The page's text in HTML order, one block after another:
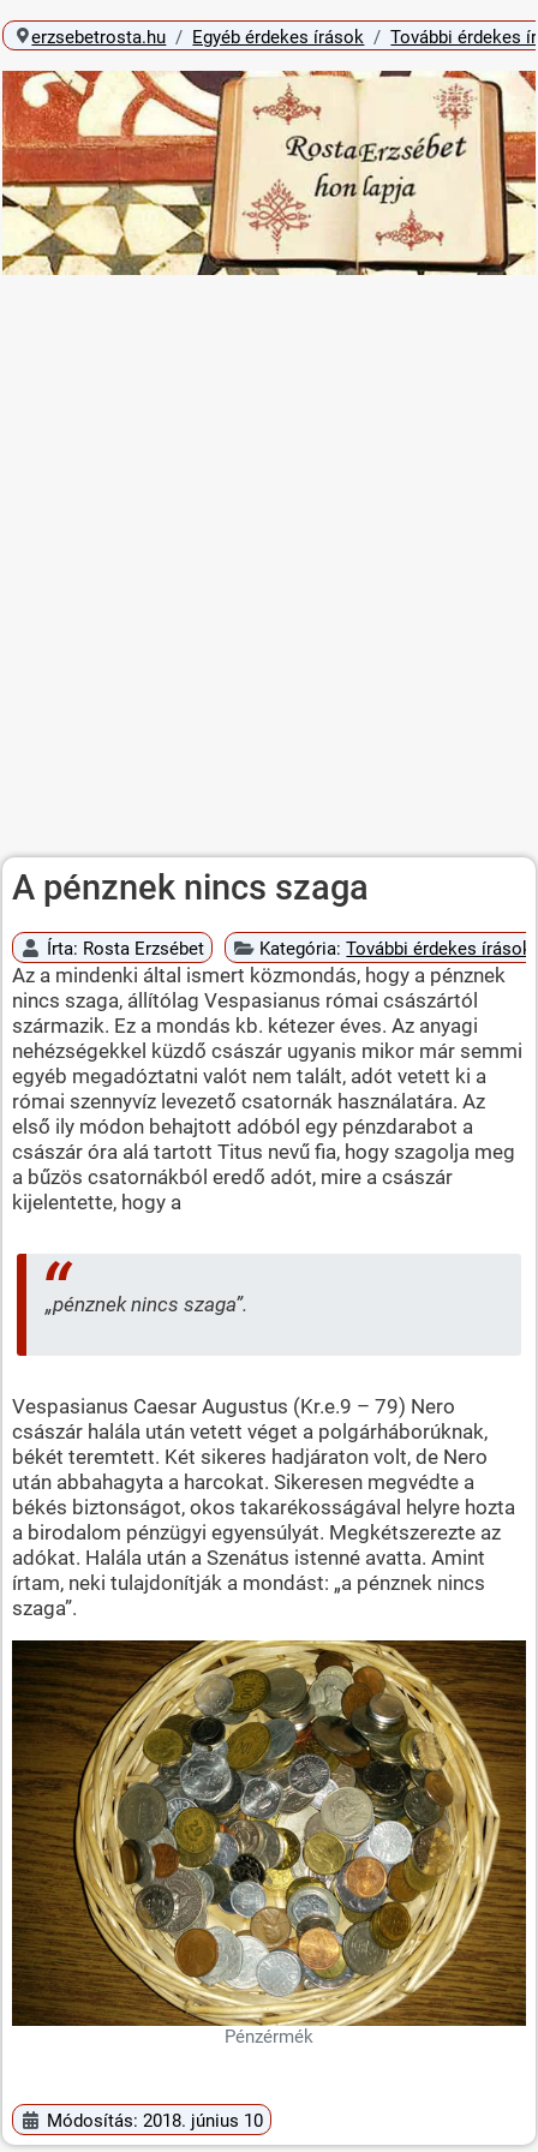
erzsebetrosta.hu Egyéb érdekes írások További érdekes
A pénznek nincs szaga
Írta: Rosta Erzsébet Kategória:További érdekes írások
Az a mindenki által ismert közmondás, hogy a pénznek
nincs szaga, állítólag Vespasianus római császártól
származik. Ez a mondás kb. kétezer éves. Az anyagi
nehézségekkel küzdő császár ugyanis mikor már semmi
egyéb megadóztatni valót nem talált, adót vetett ki a
római szennyvíz levezető csatornák használatára. Az
első ily módon behajtott adóból egy pénzdarabot a
császár óra alá tartott Titus nevű fia, hogy szagolja meg
a bűzös csatornákból eredő adót, mire a császár
kijelentette, hogy a
„pénznek nincs szaga”.
Vespasianus Caesar Augustus (Kr.e.9 – 79) Nero
császár halála után vetett véget a polgárháborúknak,
békét teremtett. Két sikeres hadjáraton volt, de Nero
után abbahagyta a harcokat. Sikeresen megvédte a
békés biztonságot, okos takarékosságával helyre hozta
a birodalom pénzügyi egyensúlyát. Megkétszerezte az
adókat. Halála után a Szenátus istenné avatta. Amint
írtam, neki tulajdonítják a mondást: „a pénznek nincs
szaga”.
Pénzérmék
Módosítás: 2018. június 10